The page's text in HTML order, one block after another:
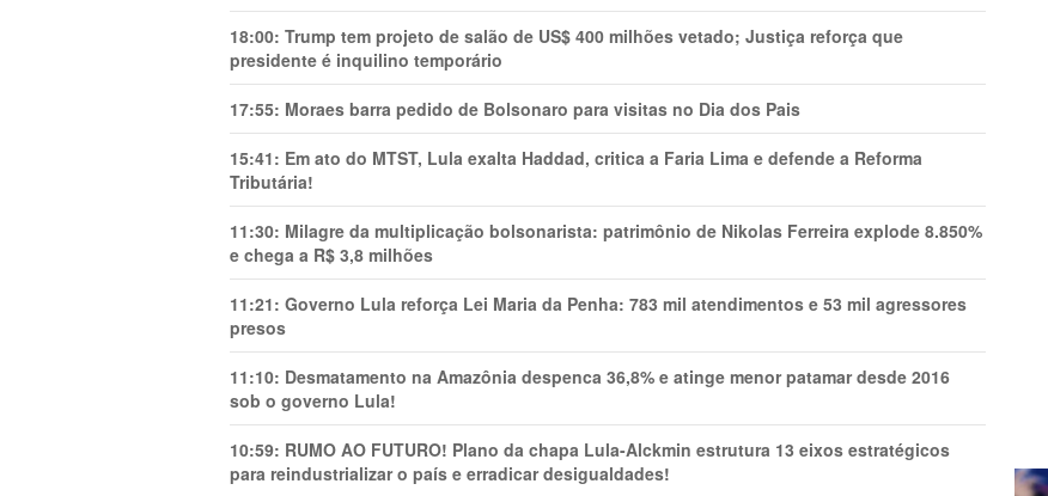
18:00: Trump tem projeto de salão de US$ 400 milhões vetado; Justiça reforça que
presidente é inquilino temporário
17:55: Moraes barra pedido de Bolsonaro para visitas no Dia dos Pais
15:41: Em ato do MTST, Lula exalta Haddad, critica a Faria Lima e defende a Reforma
Tributária!
11:30: Milagre da multiplicação bolsonarista: patrimônio de Nikolas Ferreira explode 8.850%
e chega a R$ 3,8 milhões
11:21: Governo Lula reforça Lei Maria da Penha: 783 mil atendimentos e 53 mil agressores
presos
11:10: Desmatamento na Amazônia despenca 36,8% e atinge menor patamar desde 2016
sob o governo Lula!
10:59: RUMO AO FUTURO! Plano da chapa Lula-Alckmin estrutura 13 eixos estratégicos
para reindustrializar o país e erradicar desigualdades!